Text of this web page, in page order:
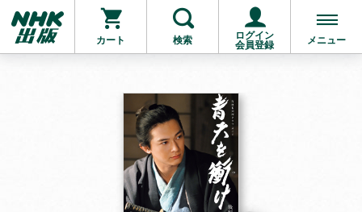
カート 検索
ログイン
会員登録
メニュー
お支払いに進む
他にも商品を買う